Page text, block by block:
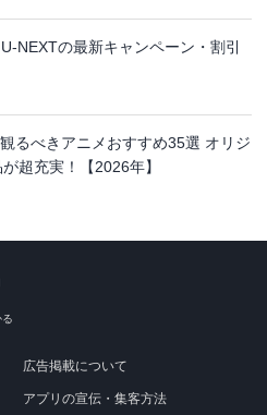
NEXTの最新キャンペーン・割引
観るべきアニメおすすめ35選 オリジ
超充実！【2026年】
広告掲載について
アプリの宣伝・集客方法